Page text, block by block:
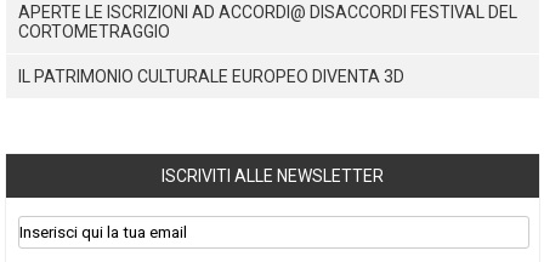
APERTE LE ISCRIZIONI AD ACCORDI@ DISACCORDI FESTIVAL DEL
CORTOMETRAGGIO
IL PATRIMONIO CULTURALE EUROPEO DIVENTA 3D
ISCRIVITI ALLE NEWSLETTER